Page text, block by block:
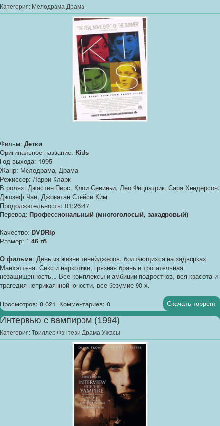
Категория: Мелодрама Драма
Фильм: Детки
Оригинальное название: Kids
Год выхода: 1995
Жанр: Мелодрама, Драма
Режиссер: Ларри Кларк
В ролях: Джастин Пирс, Клои Севиньи, Лео Фицпатрик, Сара Хендерсон,
Джозеф Чан, Джонатан Стейси Ким
Продолжительность: 01:26:47
Перевод: Профессиональный (многоголосый, закадровый)
Качество: DVDRip
Размер: 1.46 гб
О фильме: День из жизни тинейджеров, болтающихся на задворках
Манхэттена. Секс и наркотики, грязная брань и трогательная
незащищенность... Все комплексы и амбиции подростков, вся красота и
трагедия неприкаянной юности, все безумие 90-х.
Просмотров: 8 621 Комментариев: 0 Скачать торрент
Интервью с вампиром (1994)
Категория:Триллер Фэнтези Драма Ужасы